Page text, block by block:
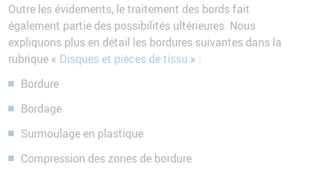
Outre les évidements, le traitement des bords fait
également partie des possibilités ultérieures. Nous
expliquons plus en détail les bordures suivantes dans la
rubrique « Disques et pièces de tissu » :
Bordure
Bordage
Surmoulage en plastique
Compression des zones de bordure